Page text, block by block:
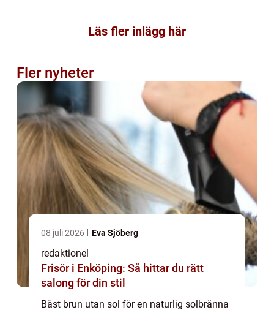
Läs fler inlägg här
Fler nyheter
08 juli 2026 Eva Sjöberg
redaktionel
Frisör i Enköping: Så hittar du rätt
salong för din stil
Bäst brun utan sol för en naturlig solbränna